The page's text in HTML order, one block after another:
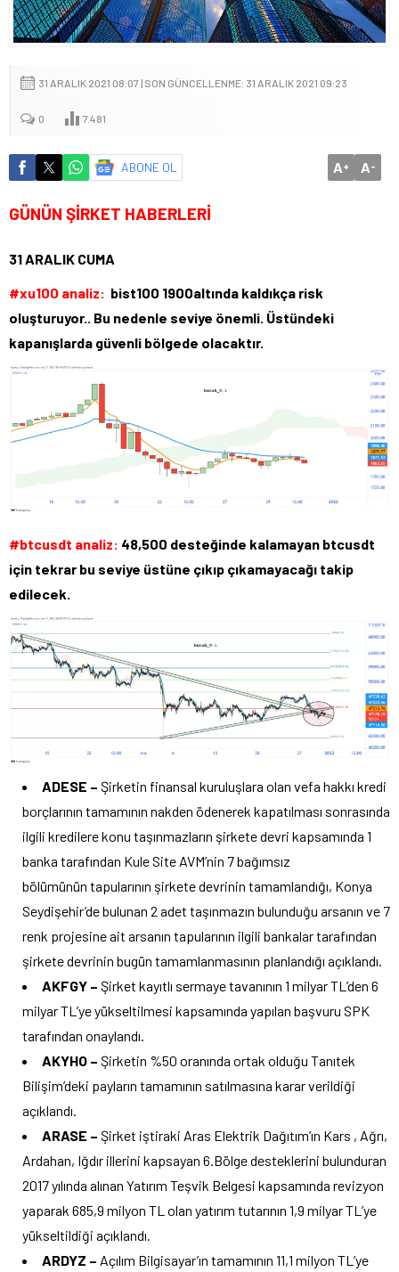
31 ARALIK 2021 08:07 | SON GÜNCELLENME: 31 ARALIK 2021 09:23
0 7.481
ABONE OL A+ A-
GÜNÜN ŞİRKET HABERLERİ
31 ARALIK CUMA
#xu100 analiz: bist100 1900altında kaldıkça risk
oluşturuyor.. Bu nedenle seviye önemli. Üstündeki
kapanışlarda güvenli bölgede olacaktır.
#btcusdt analiz: 48,500 desteğinde kalamayan btcusdt
için tekrar bu seviye üstüne çıkıp çıkamayacağı takip
edilecek.
ADESE – Şirketin finansal kuruluşlara olan vefa hakkı kredi
borçlarının tamamının nakden ödenerek kapatılması sonrasında
ilgili kredilere konu taşınmazların şirkete devri kapsamında 1
banka tarafından Kule Site AVM’nin 7 bağımsız
bölümünün tapularının şirkete devrinin tamamlandığı, Konya
Seydişehir’de bulunan 2 adet taşınmazın bulunduğu arsanın ve 7
renk projesine ait arsanın tapularının ilgili bankalar tarafından
şirkete devrinin bugün tamamlanmasının planlandığı açıklandı.
AKFGY – Şirket kayıtlı sermaye tavanının 1 milyar TL’den 6
milyar TL’ye yükseltilmesi kapsamında yapılan başvuru SPK
tarafından onaylandı.
AKYHO – Şirketin %50 oranında ortak olduğu Tanıtek
Bilişim’deki payların tamamının satılmasına karar verildiği
açıklandı.
ARASE – Şirket iştiraki Aras Elektrik Dağıtım’ın Kars , Ağrı,
Ardahan, Iğdır illerini kapsayan 6.Bölge desteklerini bulunduran
2017 yılında alınan Yatırım Teşvik Belgesi kapsamında revizyon
yaparak 685,9 milyon TL olan yatırım tutarının 1,9 milyar TL’ye
yükseltildiği açıklandı.
ARDYZ – Açılım Bilgisayar’ın tamamının 11,1 milyon TL’ye